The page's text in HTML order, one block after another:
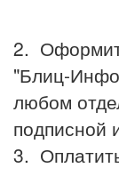
2.
"Блиц-
любом
подписной
3.